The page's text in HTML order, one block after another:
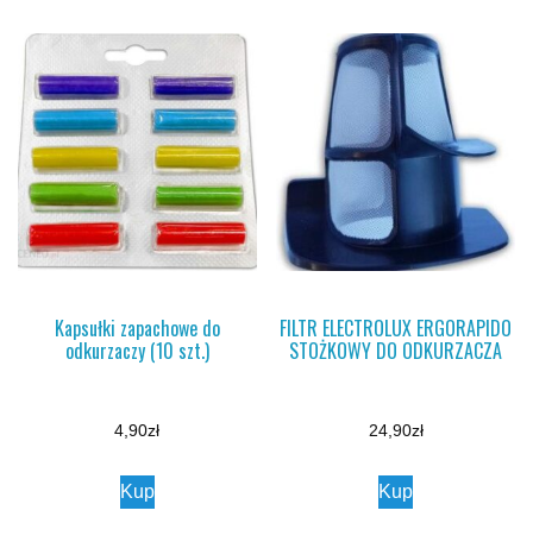
Kapsułki zapachowe do
odkurzaczy (10 szt.)
4,90zł
Kup
FILTR ELECTROLUX ERGORAPIDO
STOŻKOWY DO ODKURZACZA
24,90zł
Kup